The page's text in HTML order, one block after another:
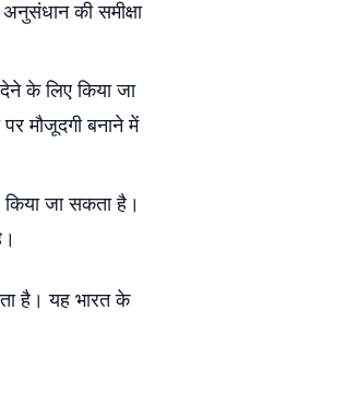
की समीक्षा
के लिए किया जा
मौजूदगी बनाने में
जा सकता है।
है। यह भारत के